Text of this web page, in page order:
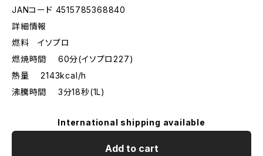
JANコード 4515785368840
詳細情報
燃料 イソプロ
燃焼時間 60分(イソプロ227)
熱量 2143kcal/h
沸騰時間 3分18秒(1L)
International shipping available
Add to cart